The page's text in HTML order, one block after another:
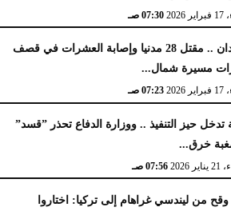
07:30 صـ
السودان .. مقتل 28 مدنيا وإصابة العشرات في قصف
مسيرة شمال...
07:23 صـ
تدخل حيز التنفيذ .. ووزارة الدفاع تحذر ”قسد”
خرق...
2026 07:56 صـ
وقح من ليندسي غراهام إلى تركيا: اختاروا